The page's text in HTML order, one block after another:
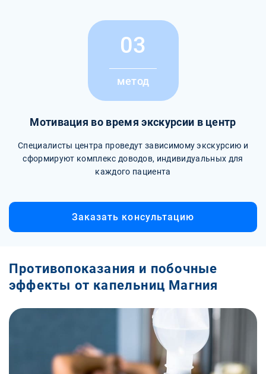
03
метод
Мотивация во время экскурсии в центр
Специалисты центра проведут зависимому экскурсию и
сформируют комплекс доводов, индивидуальных для
каждого пациента
Заказать консультацию
Противопоказания и побочные
эффекты от капельниц Магния